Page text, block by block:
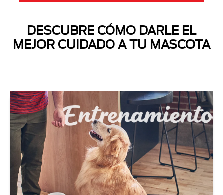
DESCUBRE CÓMO DARLE EL
MEJOR CUIDADO A TU MASCOTA